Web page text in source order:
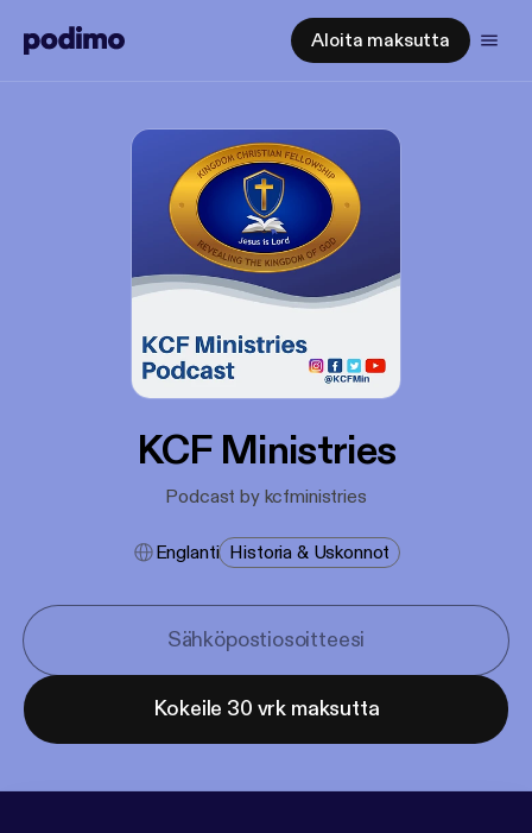
Aloita maksutta
KCF Ministries
Podcast by kcfministries
Englanti Historia & Uskonnot
Kokeile 30 vrk maksutta